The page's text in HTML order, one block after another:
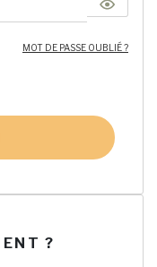
MOT DE PASSE OUBLIÉ ?
?